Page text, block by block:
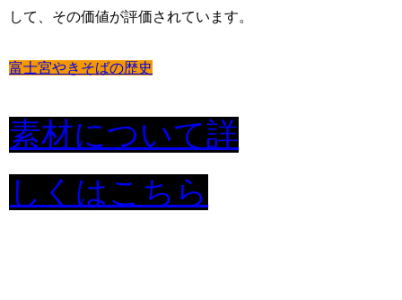
して、その価値が評価されています。
富士宮やきそばの歴史
素材について詳
しくはこちら